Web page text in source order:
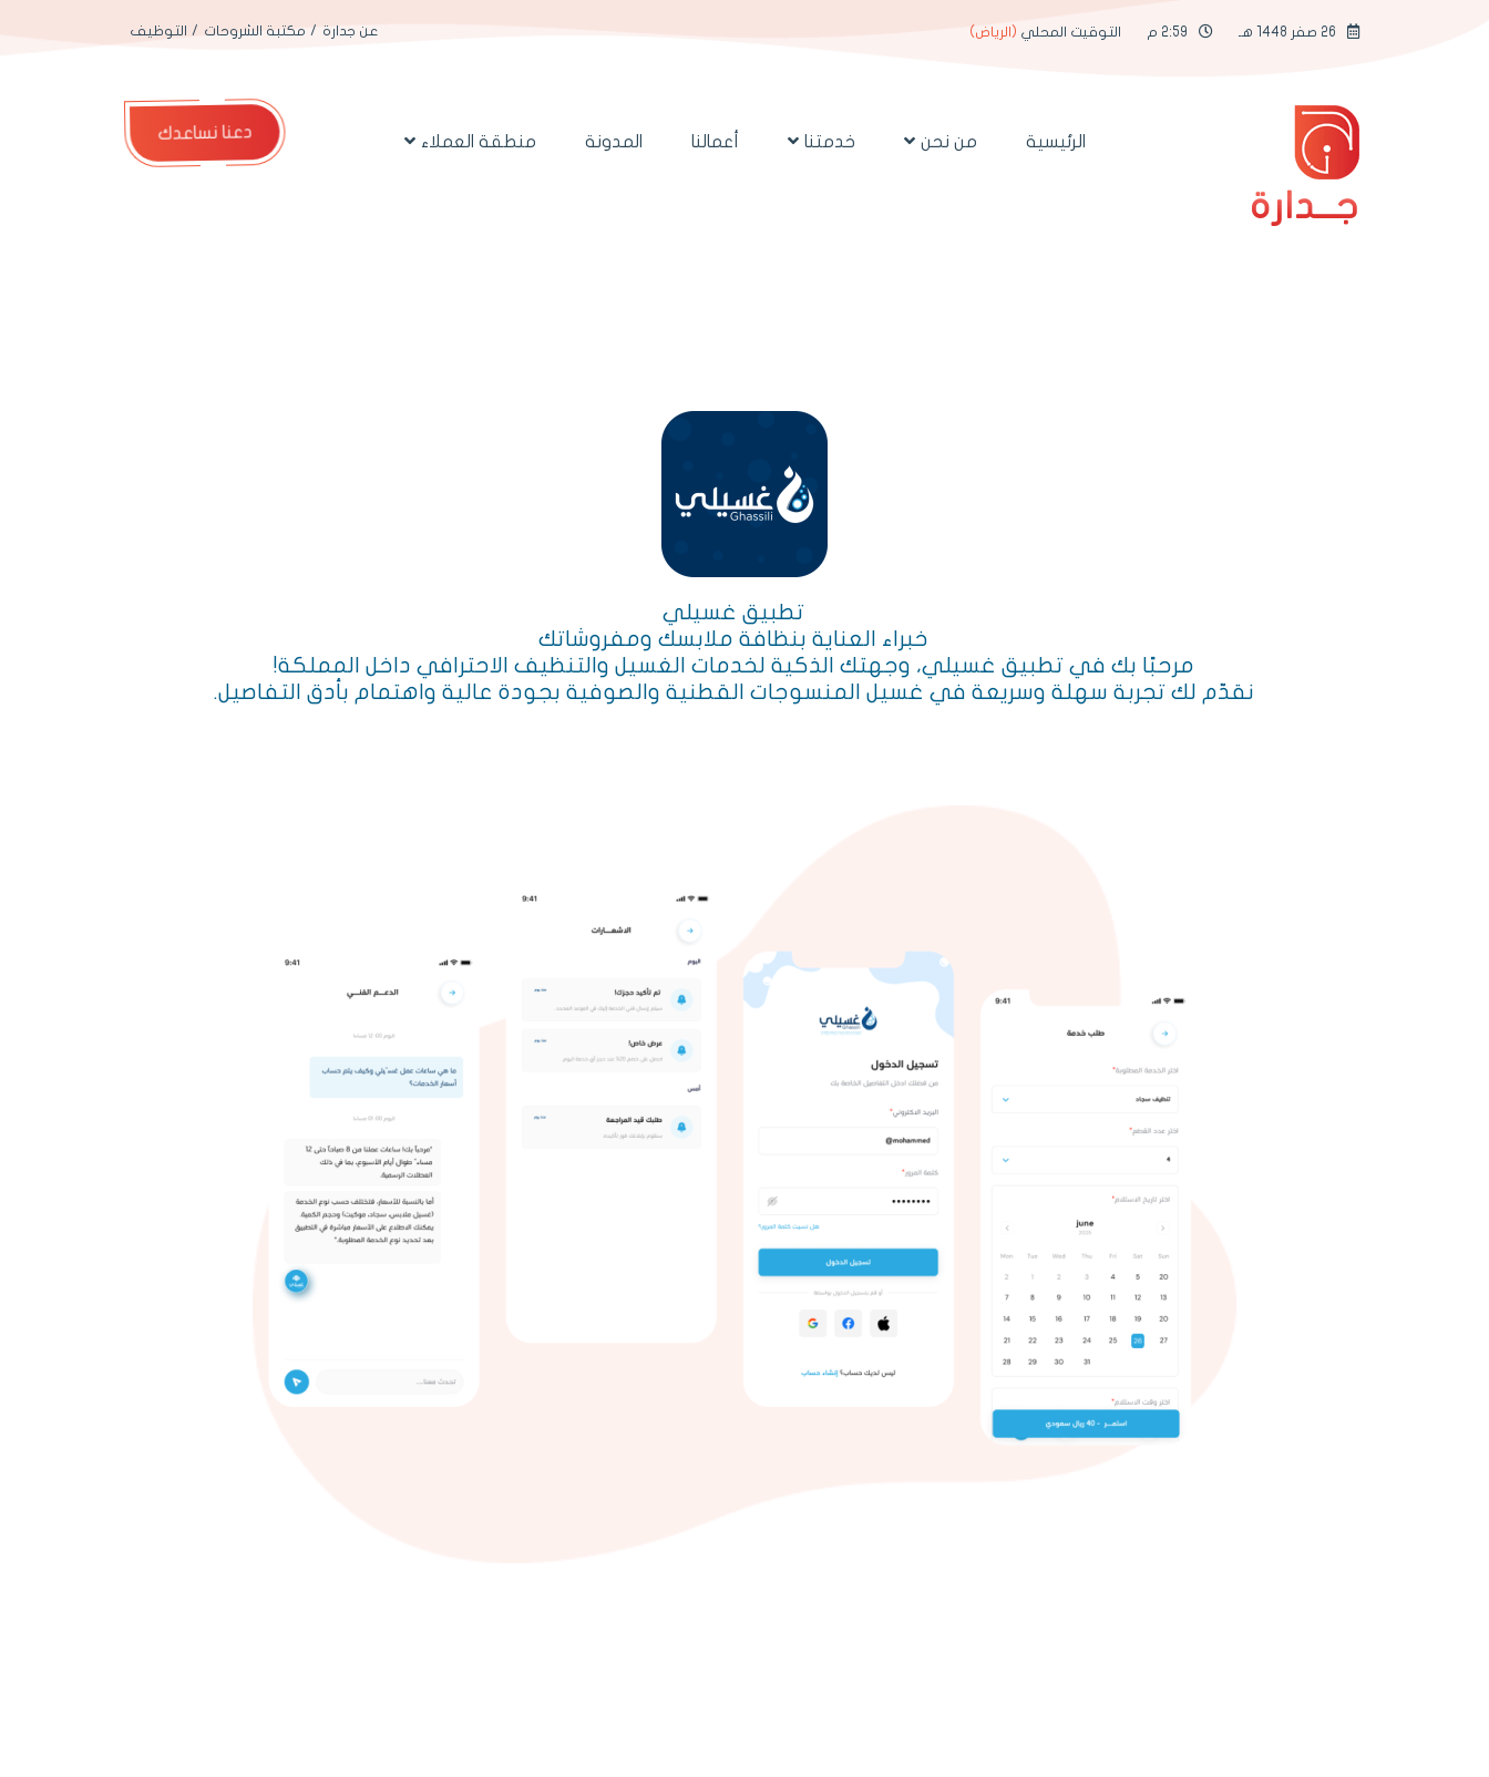
التوقيت المحلي (الرياض) عن جدارة مكتبة الشروحات التوظيف
جــدارة
الرئيسية من نحن خدمتنا أعمالنا المدونة منطقة العملاء دعنا نساعدك
تطبيق غسيلي
خبراء العناية بنظافة ملابسك ومفروشاتك
مرحبًا بك في تطبيق غسيلي، وجهتك الذكية لخدمات الغسيل والتنظيف الاحترافي داخل المملكة!
نقدّم لك تجربة سهلة وسريعة في غسيل المنسوجات القطنية والصوفية بجودة عالية واهتمام بأدق التفاصيل.